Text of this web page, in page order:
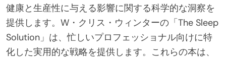
健康と生産性に与える影響に関する科学的な洞察を
提供します。W・クリス・ウィンターの「The Sleep
Solution」は、忙しいプロフェッショナル向けに特
化した実用的な戦略を提供します。これらの本は、